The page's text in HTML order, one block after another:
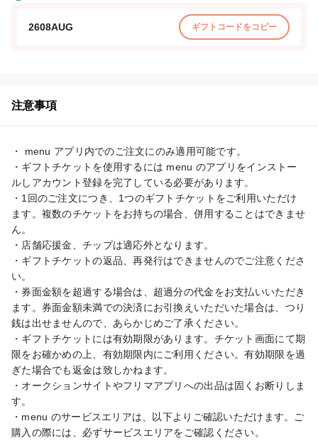
2608AUG ギフトコードをコピー
注意事項
・ menu アプリ内でのご注文にのみ適用可能です。
・ギフトチケットを使用するには menu のアプリをインストー
ルしアカウント登録を完了している必要があります。
・1回のご注文につき、1つのギフトチケットをご利用いただけ
ます。複数のチケットをお持ちの場合、併用することはできませ
ん。
・店舗応援金、チップは適応外となります。
・ギフトチケットの返品、再発行はできませんのでご注意くださ
い。
・券面金額を超過する場合は、超過分の代金をお支払いいただき
ます。券面金額未満での決済にお引換えいただいた場合は、つり
銭は出せませんので、あらかじめご了承ください。
・ギフトチケットには有効期限があります。チケット画面にて期
限をお確かめの上、有効期限内にご利用ください。有効期限を過
ぎた場合でも返金は致しかねます。
・オークションサイトやフリマアプリへの出品は固くお断りしま
す。
・menu のサービスエリアは、以下よりご確認いただけます。ご
購入の際には、必ずサービスエリアをご確認ください。